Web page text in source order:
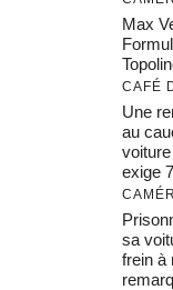
Max
CAFÉ
Une
au
exige
sa
frein à